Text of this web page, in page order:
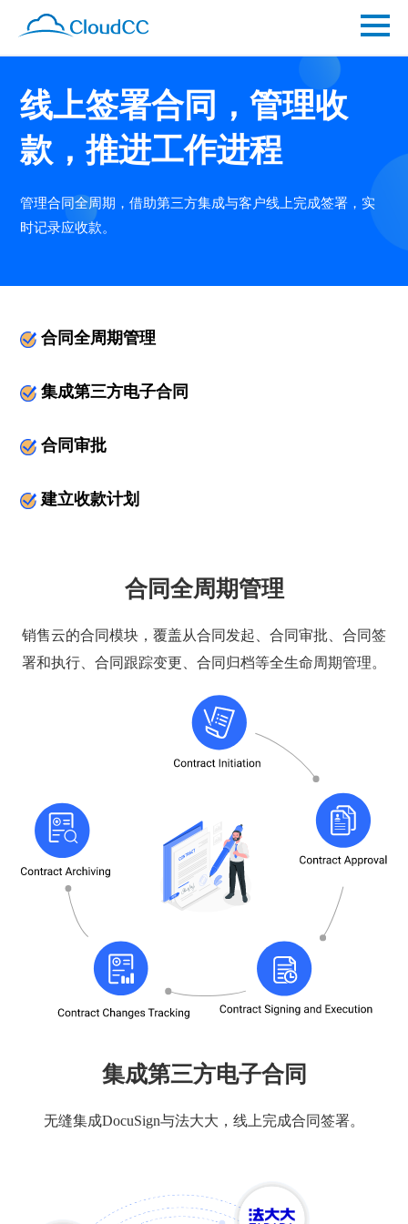
线上签署合同，管理收
款，推进工作进程
管理合同全周期，借助第三方集成与客户线上完成签署，实
时记录应收款。
合同全周期管理
集成第三方电子合同
合同审批
建立收款计划
合同全周期管理
销售云的合同模块，覆盖从合同发起、合同审批、合同签
署和执行、合同跟踪变更、合同归档等全生命周期管理。
集成第三方电子合同
无缝集成DocuSign与法大大，线上完成合同签署。